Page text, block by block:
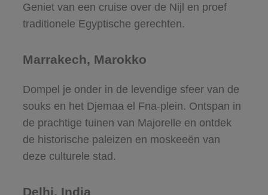
Geniet van een cruise over de Nijl en proef
traditionele Egyptische gerechten.
Marrakech, Marokko
Dompel je onder in de levendige sfeer van de
souks en het Djemaa el Fna-plein. Ontspan in
de prachtige tuinen van Majorelle en ontdek
de historische paleizen en moskeeën van
deze culturele stad.
Delhi, India